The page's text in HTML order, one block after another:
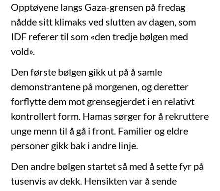
Opptøyene langs Gaza-grensen på fredag
nådde sitt klimaks ved slutten av dagen, som
IDF referer til som «den tredje bølgen med
vold».
Den første bølgen gikk ut på å samle
demonstrantene på morgenen, og deretter
forflytte dem mot grensegjerdet i en relativt
kontrollert form. Hamas sørger for å rekruttere
unge menn til å gå i front. Familier og eldre
personer gikk bak i andre linje.
Den andre bølgen startet så med å sette fyr på
tusenvis av dekk. Hensikten var å sende